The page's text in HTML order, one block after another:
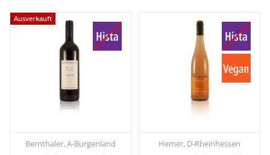
Ausverkauft
Bernthaler, A-Burgenland Hemer, D-Rheinhessen